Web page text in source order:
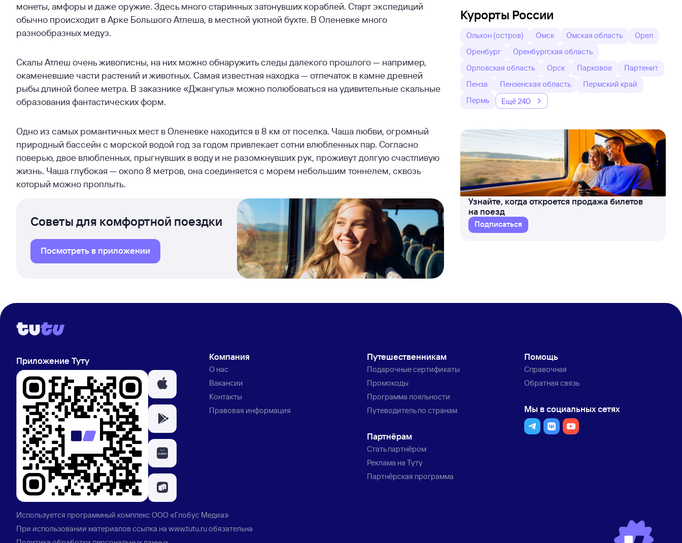
монеты, амфоры и даже оружие. Здесь много старинных затонувших кораблей. Старт экспедиций
обычно происходит в Арке Большого Атлеша, в местной уютной бухте. В Оленевке много
разнообразных медуз.
Скалы Атлеш очень живописны, на них можно обнаружить следы далекого прошлого — например,
окаменевшие части растений и животных. Самая известная находка — отпечаток в камне древней
рыбы длиной более метра. В заказнике «Джангуль» можно полюбоваться на удивительные скальные
образования фантастических форм.
Одно из самых романтичных мест в Оленевке находится в 8 км от поселка. Чаша любви, огромный
природный бассейн с морской водой год за годом привлекает сотни влюбленных пар. Согласно
поверью, двое влюбленных, прыгнувших в воду и не разомкнувших рук, проживут долгую счастливую
жизнь. Чаша глубокая — около 8 метров, она соединяется с морем небольшим тоннелем, сквозь
который можно проплыть.
Советы для комфортной поездки
Посмотреть в приложении
Курорты России
Ольхон (остров) Омск Омская область
Орел
Оренбург
Оренбургская область
Орловская область
Орск Парковое
Партенит
Пенза
Пензенская область
Пермский край
Пермь
Ещё 240
Узнайте, когда откроется продажа билетов
на поезд
Подписаться
Приложение Туту Компания
О нас
Вакансии
Контакты
Правовая информация
Путешественникам
Подарочные сертификаты
Промокоды
Программа лояльности
Путеводитель по странам
Партнёрам
Стать партнёром
Реклама на Туту
Партнёрская программа
Помощь
Справочная
Обратная связь
Мы в социальных сетях
Используется программный комплексООО «Глобус Медиа»
При использовании материалов ссылка на www.tutu.ruобязательна